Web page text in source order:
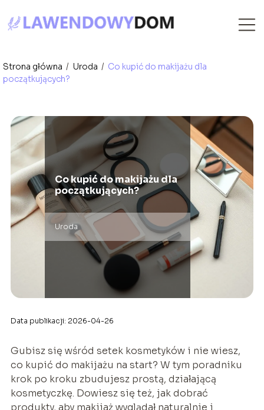
Strona główna / Uroda / Co kupić do makijażu dla
początkujących?
Co kupić do makijażu dla
początkujących?
Uroda
Data publikacji: 2026-04-26
Gubisz się wśród setek kosmetyków i nie wiesz,
co kupić do makijażu na start? W tym poradniku
krok po kroku zbudujesz prostą, działającą
kosmetyczkę. Dowiesz się też, jak dobrać
produkty, aby makijaż wyglądał naturalnie i